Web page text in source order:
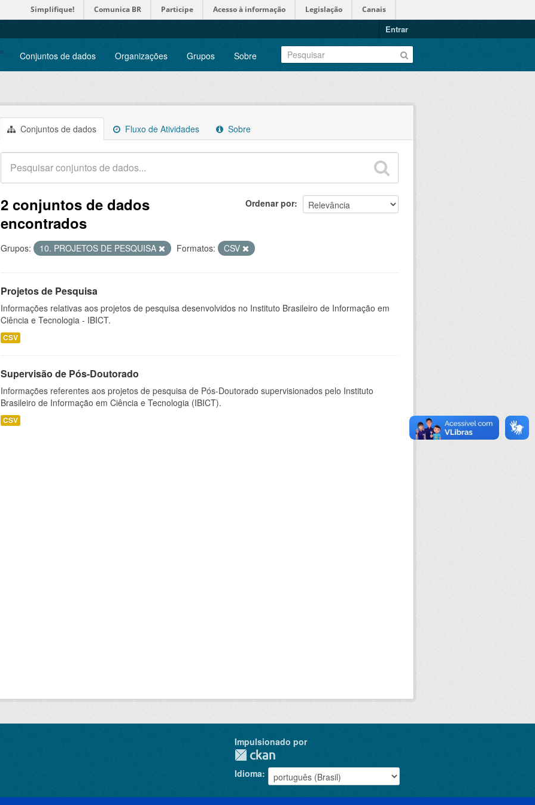
Simplifique! Comunica BR Participe Acesso à informação Legislação Canais
Entrar
Conjuntos de dados Organizações Grupos Sobre
Conjuntos de dados Fluxo de Atividades Sobre
Ordenar por
2 conjuntos de dados
encontrados
Grupos: 10. PROJETOS DE PESQUISA Formatos: CSV
Projetos de Pesquisa
Informações relativas aos projetos de pesquisa desenvolvidos no Instituto Brasileiro de Informação em
Ciência e Tecnologia - IBICT.
CSV
Supervisão de Pós-Doutorado
Informações referentes aos projetos de pesquisa de Pós-Doutorado supervisionados pelo Instituto
Brasileiro de Informação em Ciência e Tecnologia (IBICT).
CSV
Impulsionado por
Idioma